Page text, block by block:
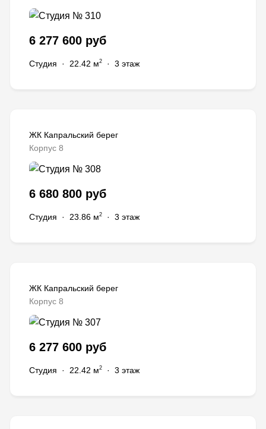
6 277 600 руб
Студия · 22.42 м2 · 3 этаж
ЖК Капральский берег
Корпус 8
6 680 800 руб
Студия · 23.86 м2 · 3 этаж
ЖК Капральский берег
Корпус 8
6 277 600 руб
Студия · 22.42 м2 · 3 этаж